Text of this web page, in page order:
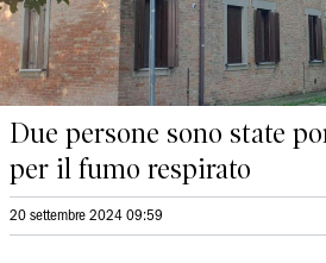
Due persone sono state
per il fumo respirato
20 settembre 2024 09:59